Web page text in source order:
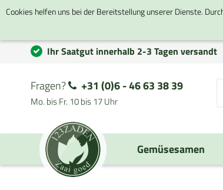
Cookies helfen uns bei der Bereitstellung unserer Dienste.
Ihr Saatgut innerhalb 2-3 Tagen versandt
Fragen? +31 (0)6 - 46 63 38 39
Mo. bis Fr. 10 bis 17 Uhr
Gemüsesamen